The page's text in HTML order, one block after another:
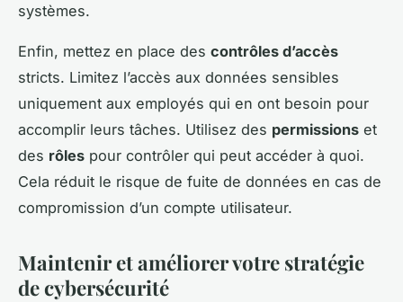
systèmes.
Enfin, mettez en place des contrôles d’accès
stricts. Limitez l’accès aux données sensibles
uniquement aux employés qui en ont besoin pour
accomplir leurs tâches. Utilisez des permissions et
des rôles pour contrôler qui peut accéder à quoi.
Cela réduit le risque de fuite de données en cas de
compromission d’un compte utilisateur.
Maintenir et améliorer votre stratégie
de cybersécurité